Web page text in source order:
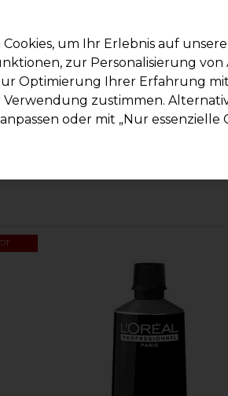
Deals Haare Elektrogeräte
und Lieferzeiten
um Ihr Erlebnis auf
zur Personalisierung
Optimierung Ihrer Erfahrung mit
Verwendung zustimmen.
oder mit „Nur essenzielle